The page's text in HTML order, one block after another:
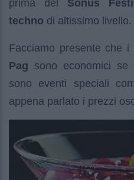
prima del Sonus
techno di altissimo livello.
Facciamo presente che i
Pag sono economici
sono eventi speciali
appena parlato i prezzi